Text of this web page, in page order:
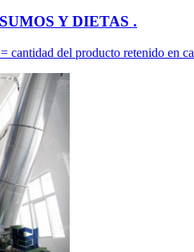
Y DIETAS .
del producto retenido en